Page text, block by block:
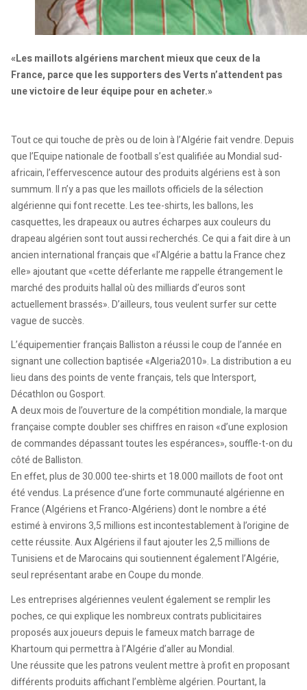
«Les maillots algériens marchent mieux que ceux de la
France, parce que les supporters des Verts n’attendent pas
une victoire de leur équipe pour en acheter.»
Tout ce qui touche de près ou de loin à l’Algérie fait vendre. Depuis
que l’Equipe nationale de football s’est qualifiée au Mondial sud-
africain, l’effervescence autour des produits algériens est à son
summum. Il n’y a pas que les maillots officiels de la sélection
algérienne qui font recette. Les tee-shirts, les ballons, les
casquettes, les drapeaux ou autres écharpes aux couleurs du
drapeau algérien sont tout aussi recherchés. Ce qui a fait dire à un
ancien international français que «l’Algérie a battu la France chez
elle» ajoutant que «cette déferlante me rappelle étrangement le
marché des produits hallal où des milliards d’euros sont
actuellement brassés». D’ailleurs, tous veulent surfer sur cette
vague de succès.
L’équipementier français Balliston a réussi le coup de l’année en
signant une collection baptisée «Algeria2010». La distribution a eu
lieu dans des points de vente français, tels que Intersport,
Décathlon ou Gosport.
A deux mois de l’ouverture de la compétition mondiale, la marque
française compte doubler ses chiffres en raison «d’une explosion
de commandes dépassant toutes les espérances», souffle-t-on du
côté de Balliston.
En effet, plus de 30.000 tee-shirts et 18.000 maillots de foot ont
été vendus. La présence d’une forte communauté algérienne en
France (Algériens et Franco-Algériens) dont le nombre a été
estimé à environs 3,5 millions est incontestablement à l’origine de
cette réussite. Aux Algériens il faut ajouter les 2,5 millions de
Tunisiens et de Marocains qui soutiennent également l’Algérie,
seul représentant arabe en Coupe du monde.
Les entreprises algériennes veulent également se remplir les
poches, ce qui explique les nombreux contrats publicitaires
proposés aux joueurs depuis le fameux match barrage de
Khartoum qui permettra à l’Algérie d’aller au Mondial.
Une réussite que les patrons veulent mettre à profit en proposant
différents produits affichant l’emblème algérien. Pourtant, la